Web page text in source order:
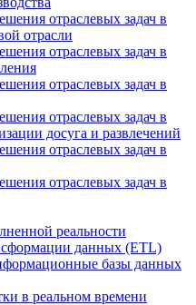
отраслевых задач в
отрасли
отраслевых задач в
отраслевых задач в
отраслевых задач в
досуга и развлечений
отраслевых задач в
отраслевых задач в
реальности
данных (ETL)
базы данных
в реальном времени